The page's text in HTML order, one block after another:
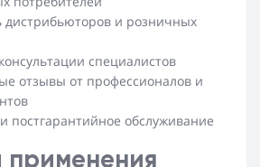
дистрибьюторов и розничных
специалистов
отзывы от профессионалов и
постгарантийное обслуживание
применения